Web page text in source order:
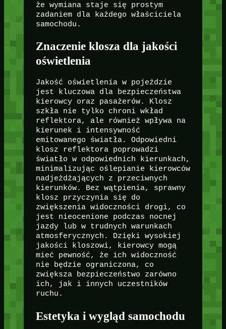
że wymiana staje się prostym
zadaniem dla każdego właściciela
samochodu.
Znaczenie klosza dla jakości
oświetlenia
Jakość oświetlenia w pojeździe
jest kluczowa dla bezpieczeństwa
kierowcy oraz pasażerów. Klosz
szkła nie tylko chroni wkład
reflektora, ale również wpływa na
kierunek i intensywność
emitowanego światła. Odpowiedni
klosz reflektora poprowadzi
światło w odpowiednich kierunkach,
minimalizując oślepianie kierowców
nadjeżdżających z przeciwnych
kierunków. Bez wątpienia, sprawny
klosz przyczynia się do
zwiększenia widoczności drogi, co
jest nieocenione podczas nocnej
jazdy lub w trudnych warunkach
atmosferycznych. Dzięki wysokiej
jakości kloszowi, kierowcy mogą
mieć pewność, że ich widoczność
nie będzie ograniczona, co
zwiększa bezpieczeństwo zarówno
ich, jak i innych uczestników
ruchu.
Estetyka i wygląd samochodu